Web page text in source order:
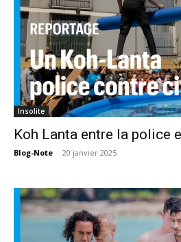
Insolite
Koh Lanta entre la police
Blog-Note - 20 janvier 2025